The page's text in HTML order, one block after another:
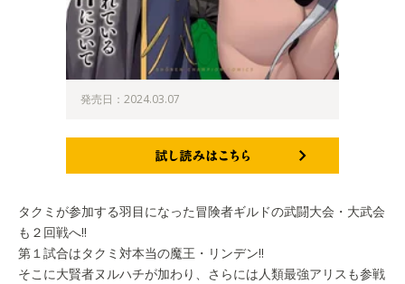
発売日：2024.03.07
タクミが参加する羽目になった冒険者ギルドの武闘大会・大武会
も２回戦へ!!
第１試合はタクミ対本当の魔王・リンデン!!
そこに大賢者ヌルハチが加わり、さらには人類最強アリスも参戦